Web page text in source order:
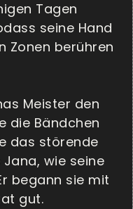
Tagen
seine Hand
Zonen berühren
Meister den
die Bändchen
das störende
wie seine
begann sie mit
gut.